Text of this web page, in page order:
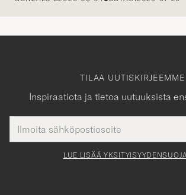
TILAA UUTISKIRJEEMME
Inspiraatiota ja tietoa uutuuksista
tieto
Tack
för
LUE LISÄÄ